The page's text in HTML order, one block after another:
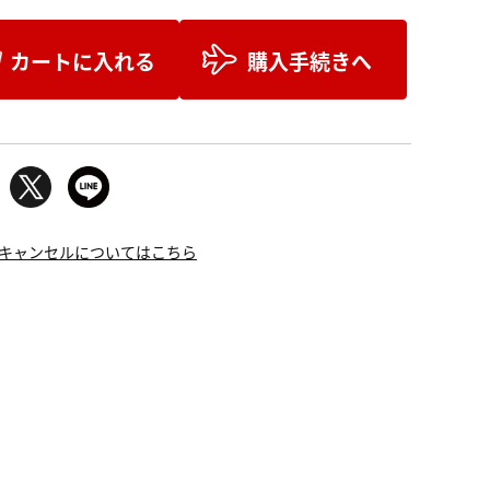
カートに入れる 購入手続きへ
ャンセルについてはこちら